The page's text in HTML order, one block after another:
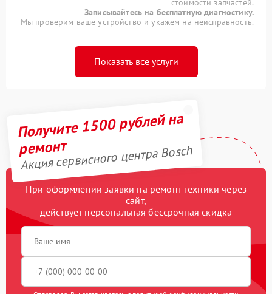
стоимости запчастей.
Записывайтесь на бесплатную диагностику.
Мы проверим ваше устройство и укажем на неисправность.
Показать все услуги
Получите 1500 рублей на
ремонт
Акция сервисного центра Bosch
При оформлении заявки на ремонт техники через
сайт,
действует персональная бессрочная скидка